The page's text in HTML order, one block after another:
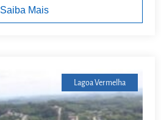
Saiba Mais
Lagoa Vermelha